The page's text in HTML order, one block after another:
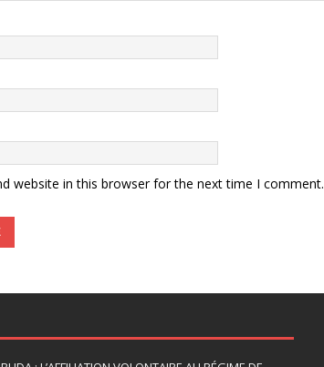
website in this browser for the next time I comment.